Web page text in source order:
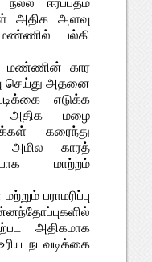
அதிக அளவு
பல்கி
மண்ணின் கார
செய்து அதனை
எடுக்க
அதிக மழை
கரைந்து
அமில காரத்
மாற்றம்
பராமரிப்பு
அதிகமாக
நடவடிக்கை